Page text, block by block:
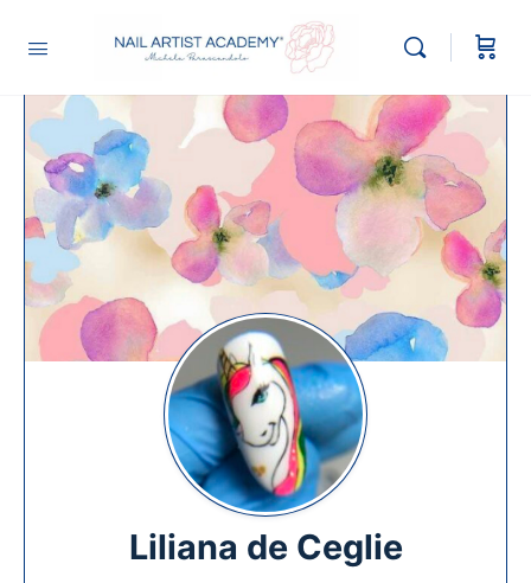
Liliana de Ceglie